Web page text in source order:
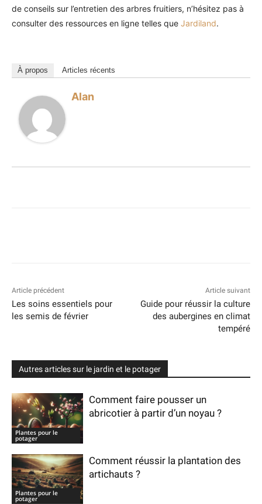
de conseils sur l’entretien des arbres fruitiers, n’hésitez pas à
consulter des ressources en ligne telles que Jardiland.
À propos Articles récents
Alan
Article précédent
Les soins essentiels pour
les semis de février
Article suivant
Guide pour réussir la culture
des aubergines en climat
tempéré
Autres articles sur le jardin et le potager
Plantes pour le
potager
Comment faire pousser un
abricotier à partir d’un noyau ?
Plantes pour le
potager
Comment réussir la plantation des
artichauts ?